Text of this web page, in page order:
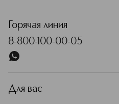
Горячая линия
8-800-100-00-05
Для вас